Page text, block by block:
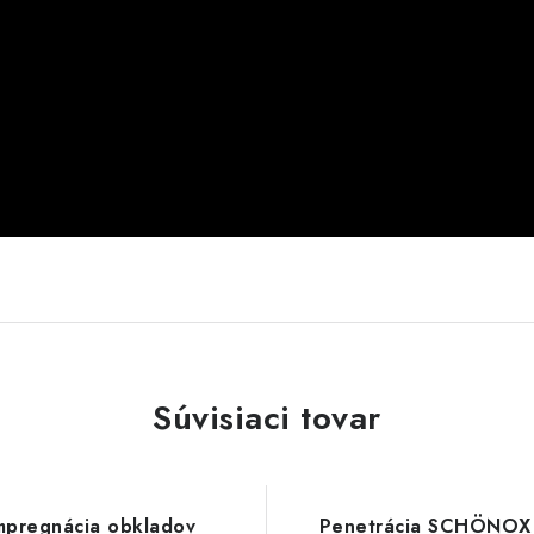
Súvisiaci tovar
obkladov Penetrácia